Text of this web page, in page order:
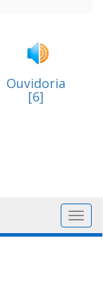
Ouvidoria
[6]